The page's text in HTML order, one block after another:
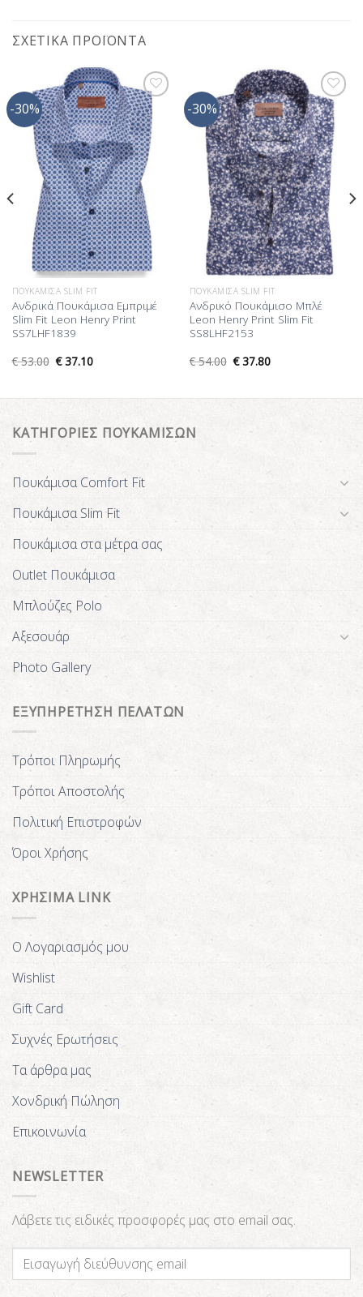
ΣΧΕΤΙΚΆ ΠΡΟΪΌΝΤΑ
-30%
Προσθήκη
στη Λίστα
Επιθυμίας
ΠΟΥΚΆΜΙΣΑ SLIM FIT
Ανδρικά Πουκάμισα Εμπριμέ
Slim Fit Leon Henry Print
SS7LHF1839
€53.00 €37.10
-30%
Προσθήκη
στη Λίστα
Επιθυμίας
ΠΟΥΚΆΜΙΣΑ SLIM FIT
Ανδρικό Πουκάμισο Μπλέ
Leon Henry Print Slim Fit
SS8LHF2153
€54.00 €37.80
ΚΑΤΗΓΟΡΙΕΣ ΠΟΥΚΑΜΙΣΩΝ
Πουκάμισα Comfort Fit
Πουκάμισα Slim Fit
Πουκάμισα στα μέτρα σας
Outlet Πουκάμισα
Μπλούζες Polo
Αξεσουάρ
Photo Gallery
ΕΞΥΠΗΡΕΤΗΣΗ ΠΕΛΑΤΩΝ
Τρόποι Πληρωμής
Τρόποι Αποστολής
Πολιτική Επιστροφών
Όροι Χρήσης
ΧΡΗΣΙΜΑ LINK
Ο Λογαριασμός μου
Wishlist
Gift Card
Συχνές Ερωτήσεις
Τα άρθρα μας
Χονδρική Πώληση
Επικοινωνία
NEWSLETTER
Λάβετε τις ειδικές προσφορές μας στο email σας.